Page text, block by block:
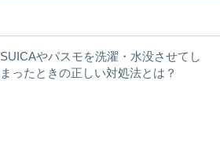
SUICAやパスモを洗濯・水没させてし
まったときの正しい対処法とは？